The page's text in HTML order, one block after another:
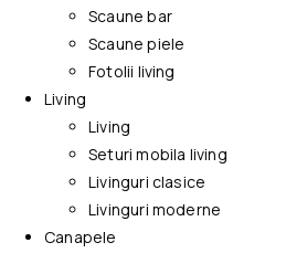
Scaune bar
Scaune piele
Fotolii living
Living
Living
Seturi mobila living
Livinguri clasice
Livinguri moderne
Canapele